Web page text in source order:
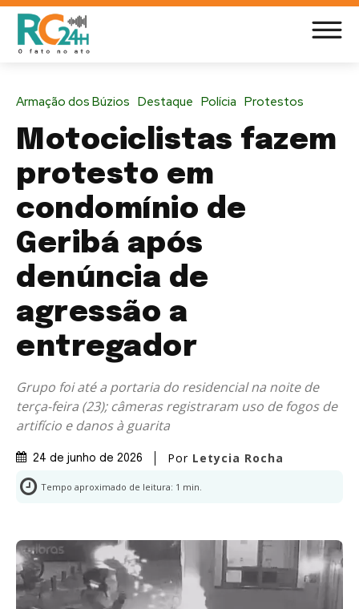
Armação dos Búzios Destaque Polícia Protestos
Motociclistas fazem
protesto em
condomínio de
Geribá após
denúncia de
agressão a
entregador
Grupo foi até a portaria do residencial na noite de
terça-feira (23); câmeras registraram uso de fogos de
artifício e danos à guarita
24 de junho de 2026 Por Letycia Rocha
Tempo aproximado de leitura: 1 min.